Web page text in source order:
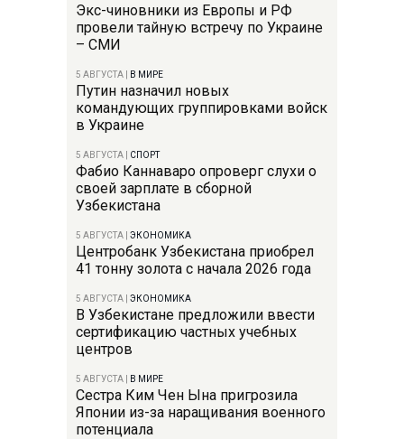
Экс-чиновники из Европы и РФ
провели тайную встречу по Украине
– СМИ
5 АВГУСТА В МИРЕ
Путин назначил новых
командующих группировками войск
в Украине
5 АВГУСТА СПОРТ
Фабио Каннаваро опроверг слухи о
своей зарплате в сборной
Узбекистана
5 АВГУСТА ЭКОНОМИКА
Центробанк Узбекистана приобрел
41 тонну золота с начала 2026 года
5 АВГУСТА ЭКОНОМИКА
В Узбекистане предложили ввести
сертификацию частных учебных
центров
5 АВГУСТА В МИРЕ
Сестра Ким Чен Ына пригрозила
Японии из-за наращивания военного
потенциала